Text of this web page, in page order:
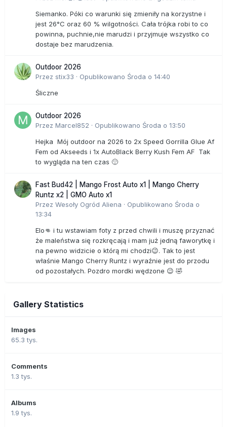
Siemanko. Póki co warunki się zmieniły na korzystne i
jest 26°C oraz 60 % wilgotności. Cała trójka robi to co
powinna, puchnie,nie marudzi i przyjmuje wszystko co
dostaje bez marudzenia.
Outdoor 2026
Przez stix33 · Opublikowano Środa o 14:40
Śliczne
Outdoor 2026
Przez Marcel852 · Opublikowano Środa o 13:50
Hejka Mój outdoor na 2026 to 2x Speed Gorrilla Glue Af
Fem od Akseeds i 1x AutoBlack Berry Kush Fem AF Tak
to wygląda na ten czas 🙂
Fast Bud42 | Mango Frost Auto x1 | Mango Cherry
Runtz x2 | GMO Auto x1
Przez Wesoły Ogród Aliena · Opublikowano Środa o
13:34
Elo👊 i tu wstawiam foty z przed chwili i muszę przyznać
że maleństwa się rozkręcają i mam już jedną faworytkę i
na pewno widzicie o którą mi chodzi😉. Tak to jest
właśnie Mango Cherry Runtz i wyraźnie jest do przodu
od pozostałych. Pozdro mordki wędzone 😉 🤣
Gallery Statistics
Images
65.3 tys.
Comments
1.3 tys.
Albums
1.9 tys.